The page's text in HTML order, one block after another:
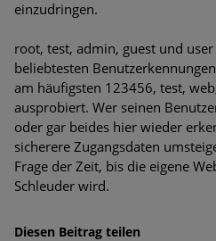
einzudringen.
root, test, admin, guest und
beliebtesten
am häufigsten 123456, test,
ausprobiert. Wer seinen
oder gar beides hier wieder
sicherere Zugangsdaten
Frage der Zeit, bis die eigene
Schleuder wird.
Diesen Beitrag teilen